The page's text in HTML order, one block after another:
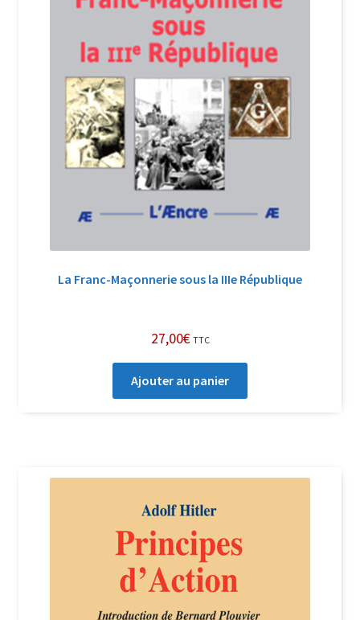
Nous Contacter
Politique de confidentialité et cookies
Qui sommes-nous ?
Soutien à Philippe Randa
Suivi de la Commande
La Franc-Maçonnerie sous la IIIe République
27,00€ TTC
Ajouter au panier